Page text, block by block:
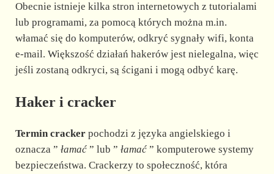
Obecnie istnieje kilka stron internetowych z tutorialami
lub programami, za pomocą których można m.in.
włamać się do komputerów, odkryć sygnały wifi, konta
e-mail. Większość działań hakerów jest nielegalna, więc
jeśli zostaną odkryci, są ścigani i mogą odbyć karę.
Haker i cracker
Termin crackerpochodzi z języka angielskiego i
oznacza ” łamać” lub ” łamać” komputerowe systemy
bezpieczeństwa. Crackerzy to społeczność, która